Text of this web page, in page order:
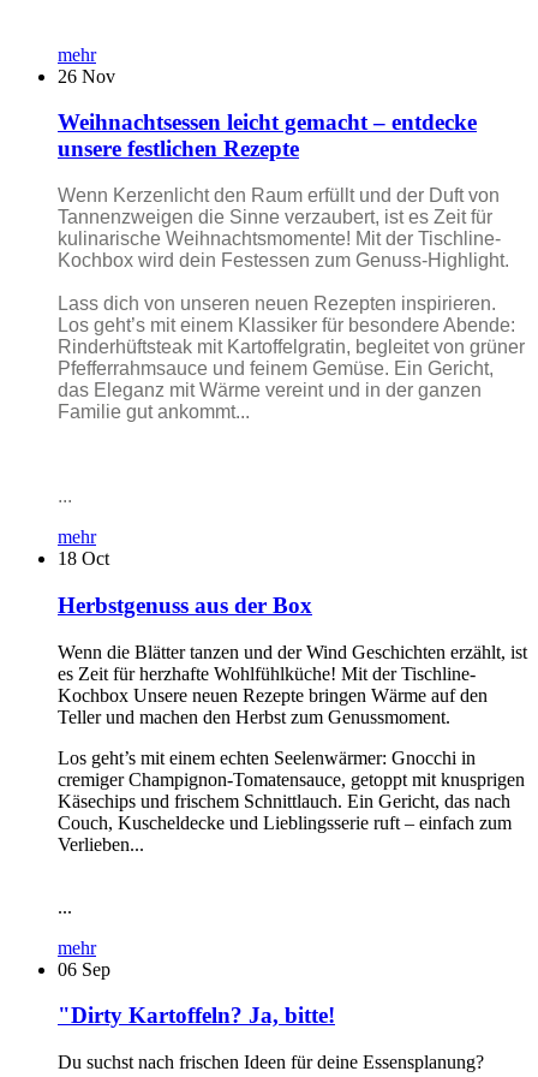
mehr
26 Nov
Weihnachtsessen leicht gemacht – entdecke
unsere festlichen Rezepte
Wenn Kerzenlicht den Raum erfüllt und der Duft von
Tannenzweigen die Sinne verzaubert, ist es Zeit für
kulinarische Weihnachtsmomente! Mit der Tischline-
Kochbox wird dein Festessen zum Genuss-Highlight.
Lass dich von unseren neuen Rezepten inspirieren.
Los geht’s mit einem Klassiker für besondere Abende:
Rinderhüftsteak mit Kartoffelgratin, begleitet von grüner
Pfefferrahmsauce und feinem Gemüse. Ein Gericht,
das Eleganz mit Wärme vereint und in der ganzen
Familie gut ankommt...
...
mehr
18 Oct
Herbstgenuss aus der Box
Wenn die Blätter tanzen und der Wind Geschichten erzählt, ist
es Zeit für herzhafte Wohlfühlküche! Mit der Tischline-
Kochbox Unsere neuen Rezepte bringen Wärme auf den
Teller und machen den Herbst zum Genussmoment.
Los geht’s mit einem echten Seelenwärmer: Gnocchi in
cremiger Champignon-Tomatensauce, getoppt mit knusprigen
Käsechips und frischem Schnittlauch. Ein Gericht, das nach
Couch, Kuscheldecke und Lieblingsserie ruft – einfach zum
Verlieben...
...
mehr
06 Sep
"Dirty Kartoffeln? Ja, bitte!
Du suchst nach frischen Ideen für deine Essensplanung?